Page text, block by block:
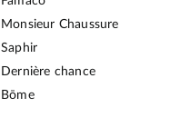
Monsieur Chaussure
Saphir
Dernière chance
Bōme